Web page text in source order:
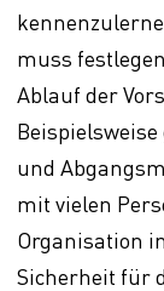
muss
Ablauf der
und
mit vielen
Organisation
Sicherheit für